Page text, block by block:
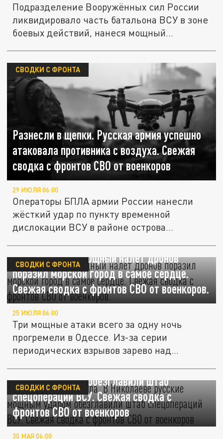
Подразделение Вооружённых сил России
ликвидировало часть батальона ВСУ в зоне
боевых действий, нанеся мощный...
Разнесли в щепки. Русская армия успешно
атаковала противника с воздуха. Свежая
сводка с фронтов СВО от военкоров
СВОДКИ С ФРОНТА
29 ИЮЛЯ 06:00
Операторы БПЛА армии России нанесли
жёсткий удар по пункту временной
дислокации ВСУ в районе острова
Одесса в огне. Мощный налёт дронов
поразил морской город в самое сердце.
Свежая сводка с фронтов СВО от военкоров.
СВОДКИ С ФРОНТА
25 ИЮЛЯ 06:00
Три мощные атаки всего за одну ночь
прогремели в Одессе. Из-за серии
периодических взрывов зарево над
Подпольщики – сила. В Николаеве русские
мощным ударом обезглавили штаб
спецопераций ВСУ. Свежая сводка с
фронтов СВО от военкоров
СВОДКИ С ФРОНТА
30 МАЯ 06:00